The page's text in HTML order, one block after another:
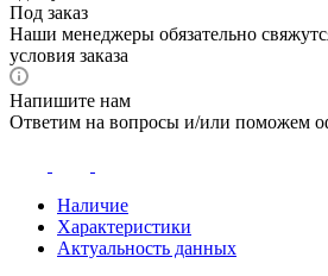
Под заказ
Наши менеджеры обязательно
условия заказа
Напишите нам
Ответим на вопросы и/или поможем
Наличие
Характеристики
Актуальность данных